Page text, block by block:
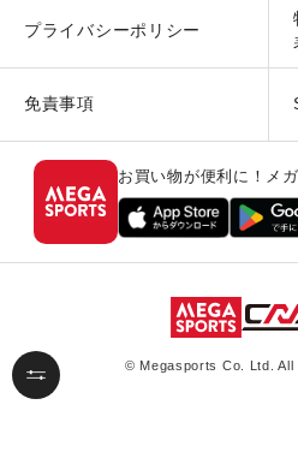
プライバシーポリシー
免責事項
お買い物が便利に！メ
© Megasports Co. Ltd. All